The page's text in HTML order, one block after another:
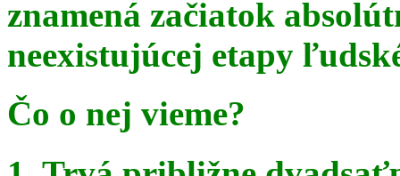
znamená začiatok
neexistujúcej etapy
Čo o nej vieme?